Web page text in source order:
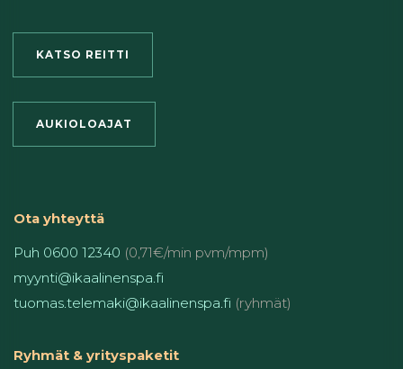
KATSO REITTI
AUKIOLOAJAT
Ota yhteyttä
Puh 0600 12340 (0,71€/min pvm/mpm)
myynti@ikaalinenspa.fi
tuomas.telemaki@ikaalinenspa.fi (ryhmät)
Ryhmät & yrityspaketit